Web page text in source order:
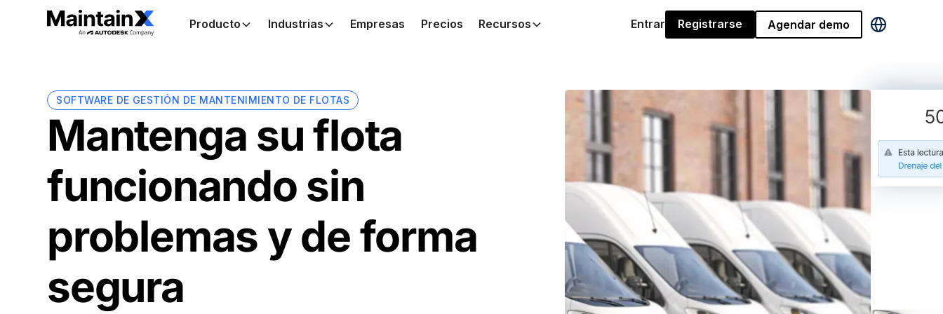
Producto Industrias Empresas Precios Recursos Entrar Registrarse Agendar demo
SOFTWARE DE GESTIÓN DE MANTENIMIENTO DE FLOTAS
Mantenga su flota
funcionando sin
problemas y de forma
segura